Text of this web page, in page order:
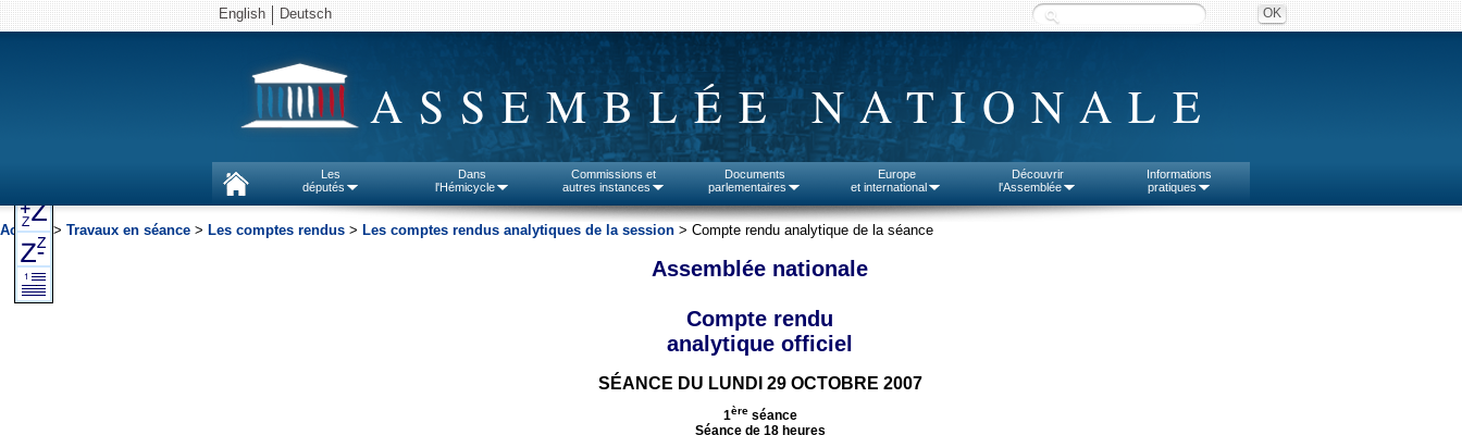
English Deutsch
ASSEMBLÉE NATIONALE
Les
députés
Dans
l'Hémicycle
Commissions et
autres instances
Documents
parlementaires
Europe
et international
Découvrir
l'Assemblée
Informations
pratiques
Accueil > Travaux en séance > Les comptes rendus > Les comptes rendus analytiques de la session > Compte rendu analytique de la séance
Assemblée nationale
Compte rendu
analytique officiel
SÉANCE DU LUNDI 29 OCTOBRE 2007
1èreséance
Séance de 18 heures